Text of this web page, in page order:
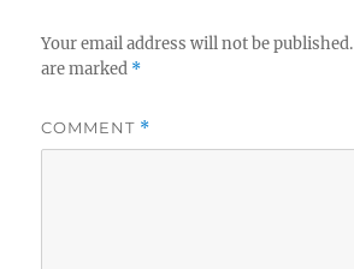
Your email address will not be published.
are marked *
COMMENT *